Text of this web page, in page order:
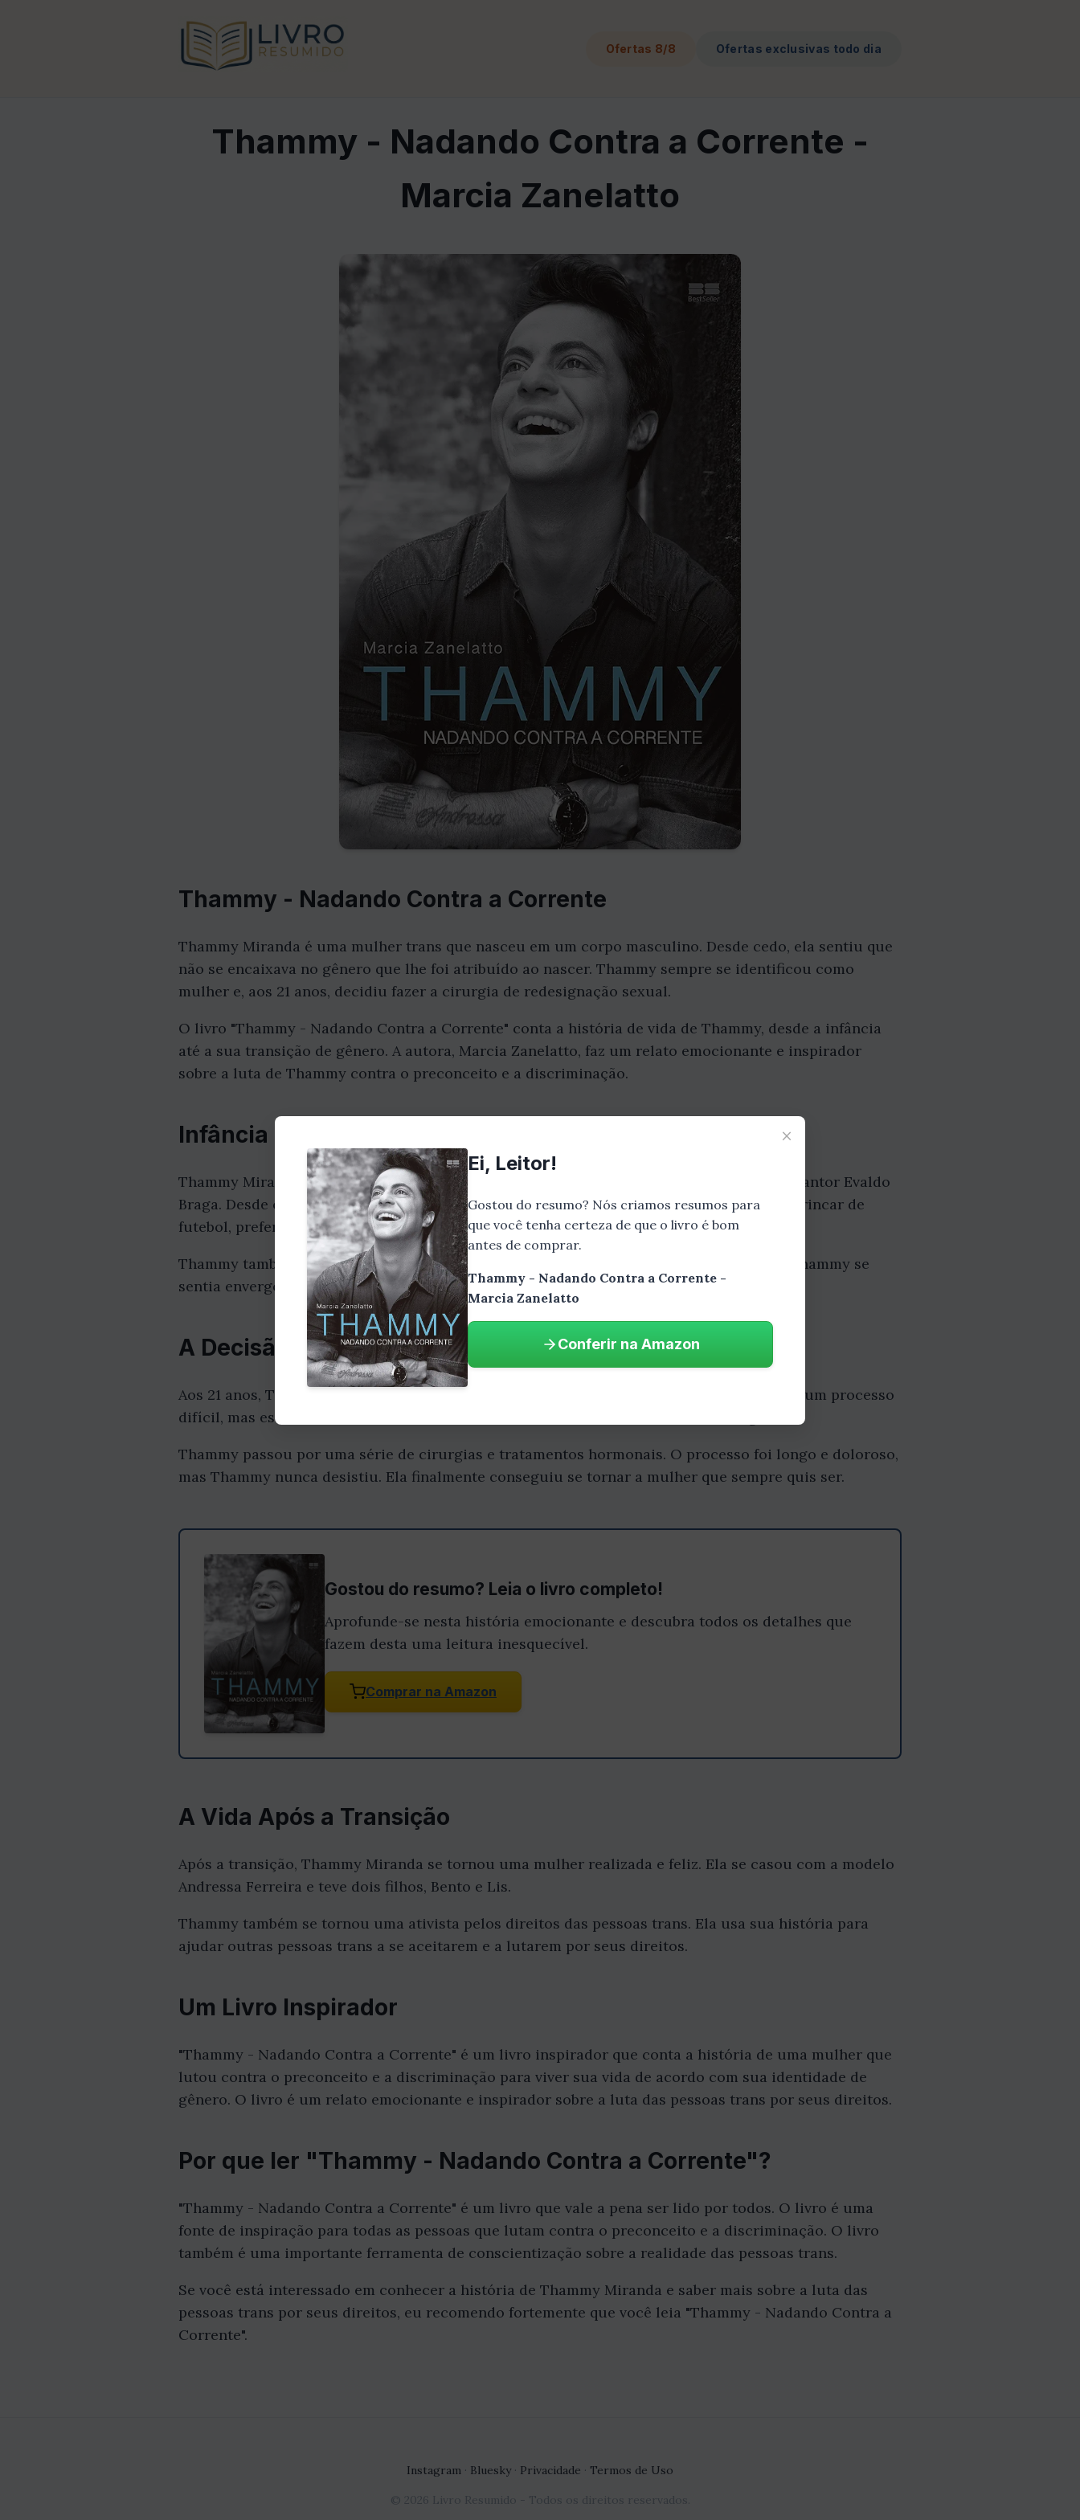
Ofertas 8/8 Ofertas exclusivas todo dia
Thammy - Nadando Contra a Corrente -
Marcia Zanelatto
Thammy - Nadando Contra a Corrente
Thammy Miranda é uma mulher trans que nasceu em um corpo masculino. Desde cedo, ela sentiu que
não se encaixava no gênero que lhe foi atribuído ao nascer. Thammy sempre se identificou como
mulher e, aos 21 anos, decidiu fazer a cirurgia de redesignação sexual.
O livro "Thammy - Nadando Contra a Corrente" conta a história de vida de Thammy, desde a infância
até a sua transição de gênero. A autora, Marcia Zanelatto, faz um relato emocionante e inspirador
sobre a luta de Thammy contra o preconceito e a discriminação.
Infância e Adolescência
Thammy Miranda nasceu em São Paulo, em 1987. Ela é filha do humorista Gretchen e do cantor Evaldo
Braga. Desde cedo, Thammy se sentiu diferente dos outros meninos. Ela não gostava de brincar de
futebol, preferia brincar de boneca.
Thammy também sofria bullying na escola. Os colegas a chamavam de "viado" e "bicha". Thammy se
sentia envergonhada e com medo. Ela não sabia como lidar com o preconceito.
A Decisão de Transição
Aos 21 anos, Thammy decidiu fazer a cirurgia de redesignação sexual. Ela sabia que seria um processo
difícil, mas estava determinada a viver sua vida de acordo com sua identidade de gênero.
Thammy passou por uma série de cirurgias e tratamentos hormonais. O processo foi longo e doloroso,
mas Thammy nunca desistiu. Ela finalmente conseguiu se tornar a mulher que sempre quis ser.
Gostou do resumo? Leia o livro completo!
Aprofunde-se nesta história emocionante e descubra todos os detalhes que
fazem desta uma leitura inesquecível.
Comprar na Amazon
A Vida Após a Transição
Após a transição, Thammy Miranda se tornou uma mulher realizada e feliz. Ela se casou com a modelo
Andressa Ferreira e teve dois filhos, Bento e Lis.
Thammy também se tornou uma ativista pelos direitos das pessoas trans. Ela usa sua história para
ajudar outras pessoas trans a se aceitarem e a lutarem por seus direitos.
Um Livro Inspirador
"Thammy - Nadando Contra a Corrente" é um livro inspirador que conta a história de uma mulher que
lutou contra o preconceito e a discriminação para viver sua vida de acordo com sua identidade de
gênero. O livro é um relato emocionante e inspirador sobre a luta das pessoas trans por seus direitos.
Por que ler "Thammy - Nadando Contra a Corrente"?
"Thammy - Nadando Contra a Corrente" é um livro que vale a pena ser lido por todos. O livro é uma
fonte de inspiração para todas as pessoas que lutam contra o preconceito e a discriminação. O livro
também é uma importante ferramenta de conscientização sobre a realidade das pessoas trans.
Se você está interessado em conhecer a história de Thammy Miranda e saber mais sobre a luta das
pessoas trans por seus direitos, eu recomendo fortemente que você leia "Thammy - Nadando Contra a
Corrente".
×
Ei, Leitor!
Gostou do resumo? Nós criamos resumos para
que você tenha certeza de que o livro é bom
antes de comprar.
Thammy - Nadando Contra a Corrente -
Marcia Zanelatto
Conferir na Amazon
Instagram · Bluesky· Privacidade · Termos de Uso
© 2026 Livro Resumido - Todos os direitos reservados.